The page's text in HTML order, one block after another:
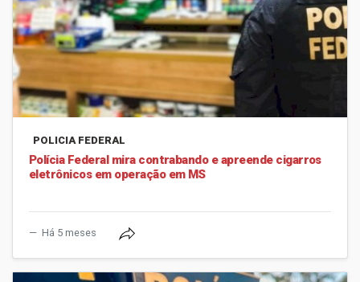
POLICIA FEDERAL
Polícia Federal mira contrabando e apreende cigarros
eletrônicos em operação em MS
Há 5 meses